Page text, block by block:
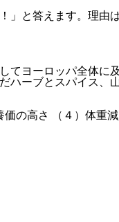
と答えます。理
てヨーロッパ全体に
ーブとスパイス、
価の高さ （４）体重